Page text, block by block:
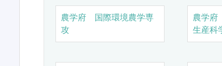
農学府 国際環境農学専
攻
農学
生産科